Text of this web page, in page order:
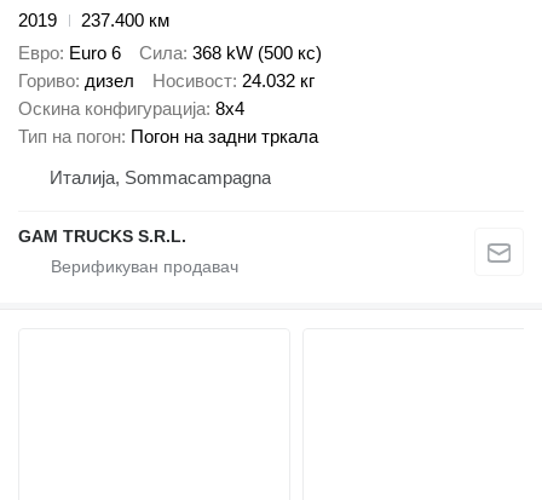
2019
237.400 км
Евро Euro 6 Сила 368 kW (500 кс)
Гориво дизел Носивост 24.032 кг
Оскина конфигурација 8x4
Тип на погон Погон на задни тркала
Италија, Sommacampagna
GAM TRUCKS S.R.L.